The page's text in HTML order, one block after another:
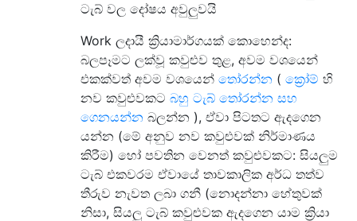
ටැබ් වල දෝෂය අවුලුවයි
Work ලදායී ක්‍රියාමාර්ගයක් කොහෙන්ද:
බලපෑමට ලක්වූ කවුළුව තුළ, අවම වශයෙන්
එකක්වත් අවම වශයෙන් තෝරන්න ( ක්‍රෝම් හි
නව කවුළුවකට බහු ටැබ් තෝරන්න සහ
ගෙනයන්න බලන්න ), ඒවා පිටතට ඇදගෙන
යන්න (මේ අනුව නව කවුළුවක් නිර්මාණය
කිරීම) හෝ පවතින වෙනත් කවුළුවකට: සියලුම
ටැබ් එකවරම ඒවායේ තාවකාලික අර්ධ තත්ව
තීරුව නැවත ලබා ගනී (නොදන්නා හේතුවක්
නිසා, සියලු ටැබ් කවුළුවක ඇදගෙන යාම ක්‍රියා